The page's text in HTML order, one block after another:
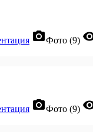
photo_cameraФото (9)
photo_cameraФото (9)